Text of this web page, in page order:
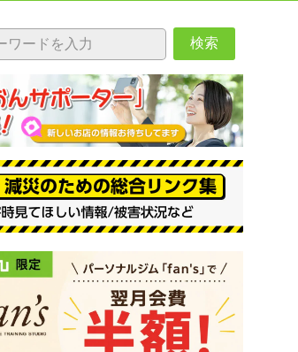
検索